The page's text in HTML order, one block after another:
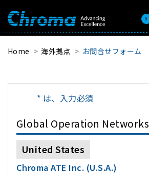
0
Home 海外拠点 お問合せフォーム
* は、入力必須
Global Operation Networks
United States
Chroma ATE Inc. (U.S.A.)